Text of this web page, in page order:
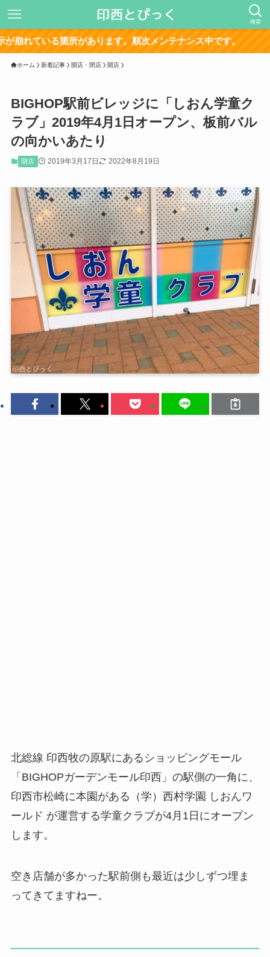
検索
があります。順次メンテナンス中です。
ホーム 新着記事 開店・閉店 開店
BIGHOP駅前ビレッジに「しおん学童ク
ラブ」2019年4月1日オープン、板前バル
の向かいあたり
開店 2019年3月17日 2022年8月19日
北総線 印西牧の原駅にあるショッピングモール
「BIGHOPガーデンモール印西」の駅側の一角に、
印西市松崎に本園がある（学）西村学園 しおんワ
ールド が運営する学童クラブが4月1日にオープン
します。
空き店舗が多かった駅前側も最近は少しずつ埋ま
ってきてますねー。